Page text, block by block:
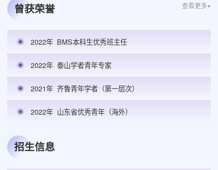
曾获荣誉 查看更多+
2022年 BMS本科生优秀班主任
2022年 泰山学者青年专家
2021年 齐鲁青年学者（第一层次）
2022年 山东省优秀青年（海外）
招生信息